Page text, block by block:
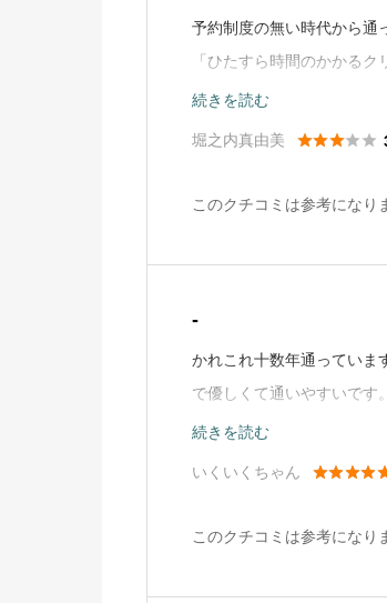
予約制度の無い時代から通
「ひたすら時間のかかる
はいかないようです。電話
いける訳ではない事をも
直近で予約が取れないなら
続きを読む
堀之内真由美 
このクチコミは参考になり
-
かれこれ十数年通っていま
で優しくて通いやすいです
に良くなりました。手術も
続きを読む
いくいくちゃん 
このクチコミは参考になり